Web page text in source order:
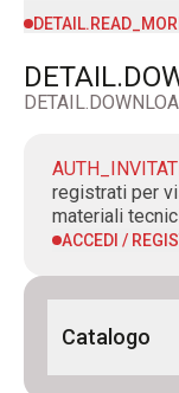
registrati per
materiali
ACCEDI /
Catalogo